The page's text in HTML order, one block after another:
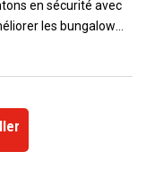
en sécurité avec